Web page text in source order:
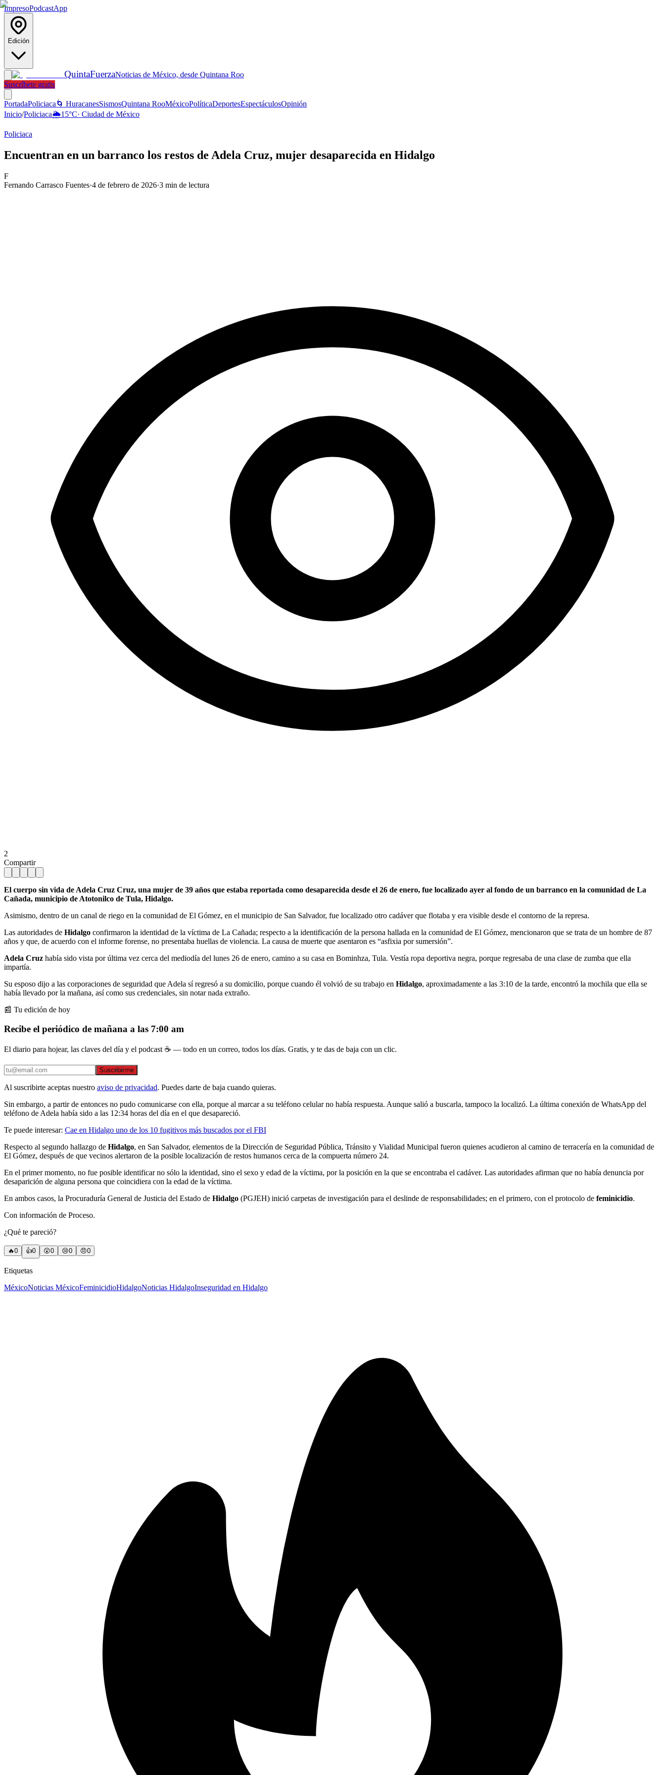
ImpresoPodcastApp
Edición
QuintaFuerzaNoticias de México, desde Quintana Roo
Suscríbete gratis
PortadaPoliciaca 🌀 HuracanesSismosQuintana RooMéxicoPolíticaDeportesEspectáculosOpinión
Inicio/Policiaca🌦️15°C· Ciudad de México
Policiaca
Encuentran en un barranco los restos de Adela Cruz, mujer desaparecida en Hidalgo
F
Fernando Carrasco Fuentes·4 de febrero de 2026·3 min de lectura
2
Compartir
El cuerpo sin vida de Adela Cruz Cruz, una mujer de 39 años que estaba reportada como desaparecida desde el 26 de enero, fue localizado ayer al fondo de un barranco en la comunidad de La
Cañada, municipio de Atotonilco de Tula, Hidalgo.
Asimismo, dentro de un canal de riego en la comunidad de El Gómez, en el municipio de San Salvador, fue localizado otro cadáver que flotaba y era visible desde el contorno de la represa.
Las autoridades de Hidalgo confirmaron la identidad de la víctima de La Cañada; respecto a la identificación de la persona hallada en la comunidad de El Gómez, mencionaron que se trata de un hombre de 87
años y que, de acuerdo con el informe forense, no presentaba huellas de violencia. La causa de muerte que asentaron es “asfixia por sumersión”.
Adela Cruz había sido vista por última vez cerca del mediodía del lunes 26 de enero, camino a su casa en Bominhza, Tula. Vestía ropa deportiva negra, porque regresaba de una clase de zumba que ella
impartía.
Su esposo dijo a las corporaciones de seguridad que Adela sí regresó a su domicilio, porque cuando él volvió de su trabajo en Hidalgo, aproximadamente a las 3:10 de la tarde, encontró la mochila que ella se
había llevado por la mañana, así como sus credenciales, sin notar nada extraño.
📰 Tu edición de hoy
Recibe el periódico de mañana a las 7:00 am
El diario para hojear, las claves del día y el podcast ☕ — todo en un correo, todos los días. Gratis, y te das de baja con un clic.
Suscribirme
Al suscribirte aceptas nuestro aviso de privacidad. Puedes darte de baja cuando quieras.
Sin embargo, a partir de entonces no pudo comunicarse con ella, porque al marcar a su teléfono celular no había respuesta. Aunque salió a buscarla, tampoco la localizó. La última conexión de WhatsApp del
teléfono de Adela había sido a las 12:34 horas del día en el que desapareció.
Te puede interesar: Cae en Hidalgo uno de los 10 fugitivos más buscados por el FBI
Respecto al segundo hallazgo de Hidalgo, en San Salvador, elementos de la Dirección de Seguridad Pública, Tránsito y Vialidad Municipal fueron quienes acudieron al camino de terracería en la comunidad de
El Gómez, después de que vecinos alertaron de la posible localización de restos humanos cerca de la compuerta número 24.
En el primer momento, no fue posible identificar no sólo la identidad, sino el sexo y edad de la víctima, por la posición en la que se encontraba el cadáver. Las autoridades afirman que no había denuncia por
desaparición de alguna persona que coincidiera con la edad de la víctima.
En ambos casos, la Procuraduría General de Justicia del Estado de Hidalgo (PGJEH) inició carpetas de investigación para el deslinde de responsabilidades; en el primero, con el protocolo de feminicidio.
Con información de Proceso.
¿Qué te pareció?
🔥0 👍0 😲0 😢0 😠0
Etiquetas
MéxicoNoticias MéxicoFeminicidioHidalgoNoticias HidalgoInseguridad en Hidalgo